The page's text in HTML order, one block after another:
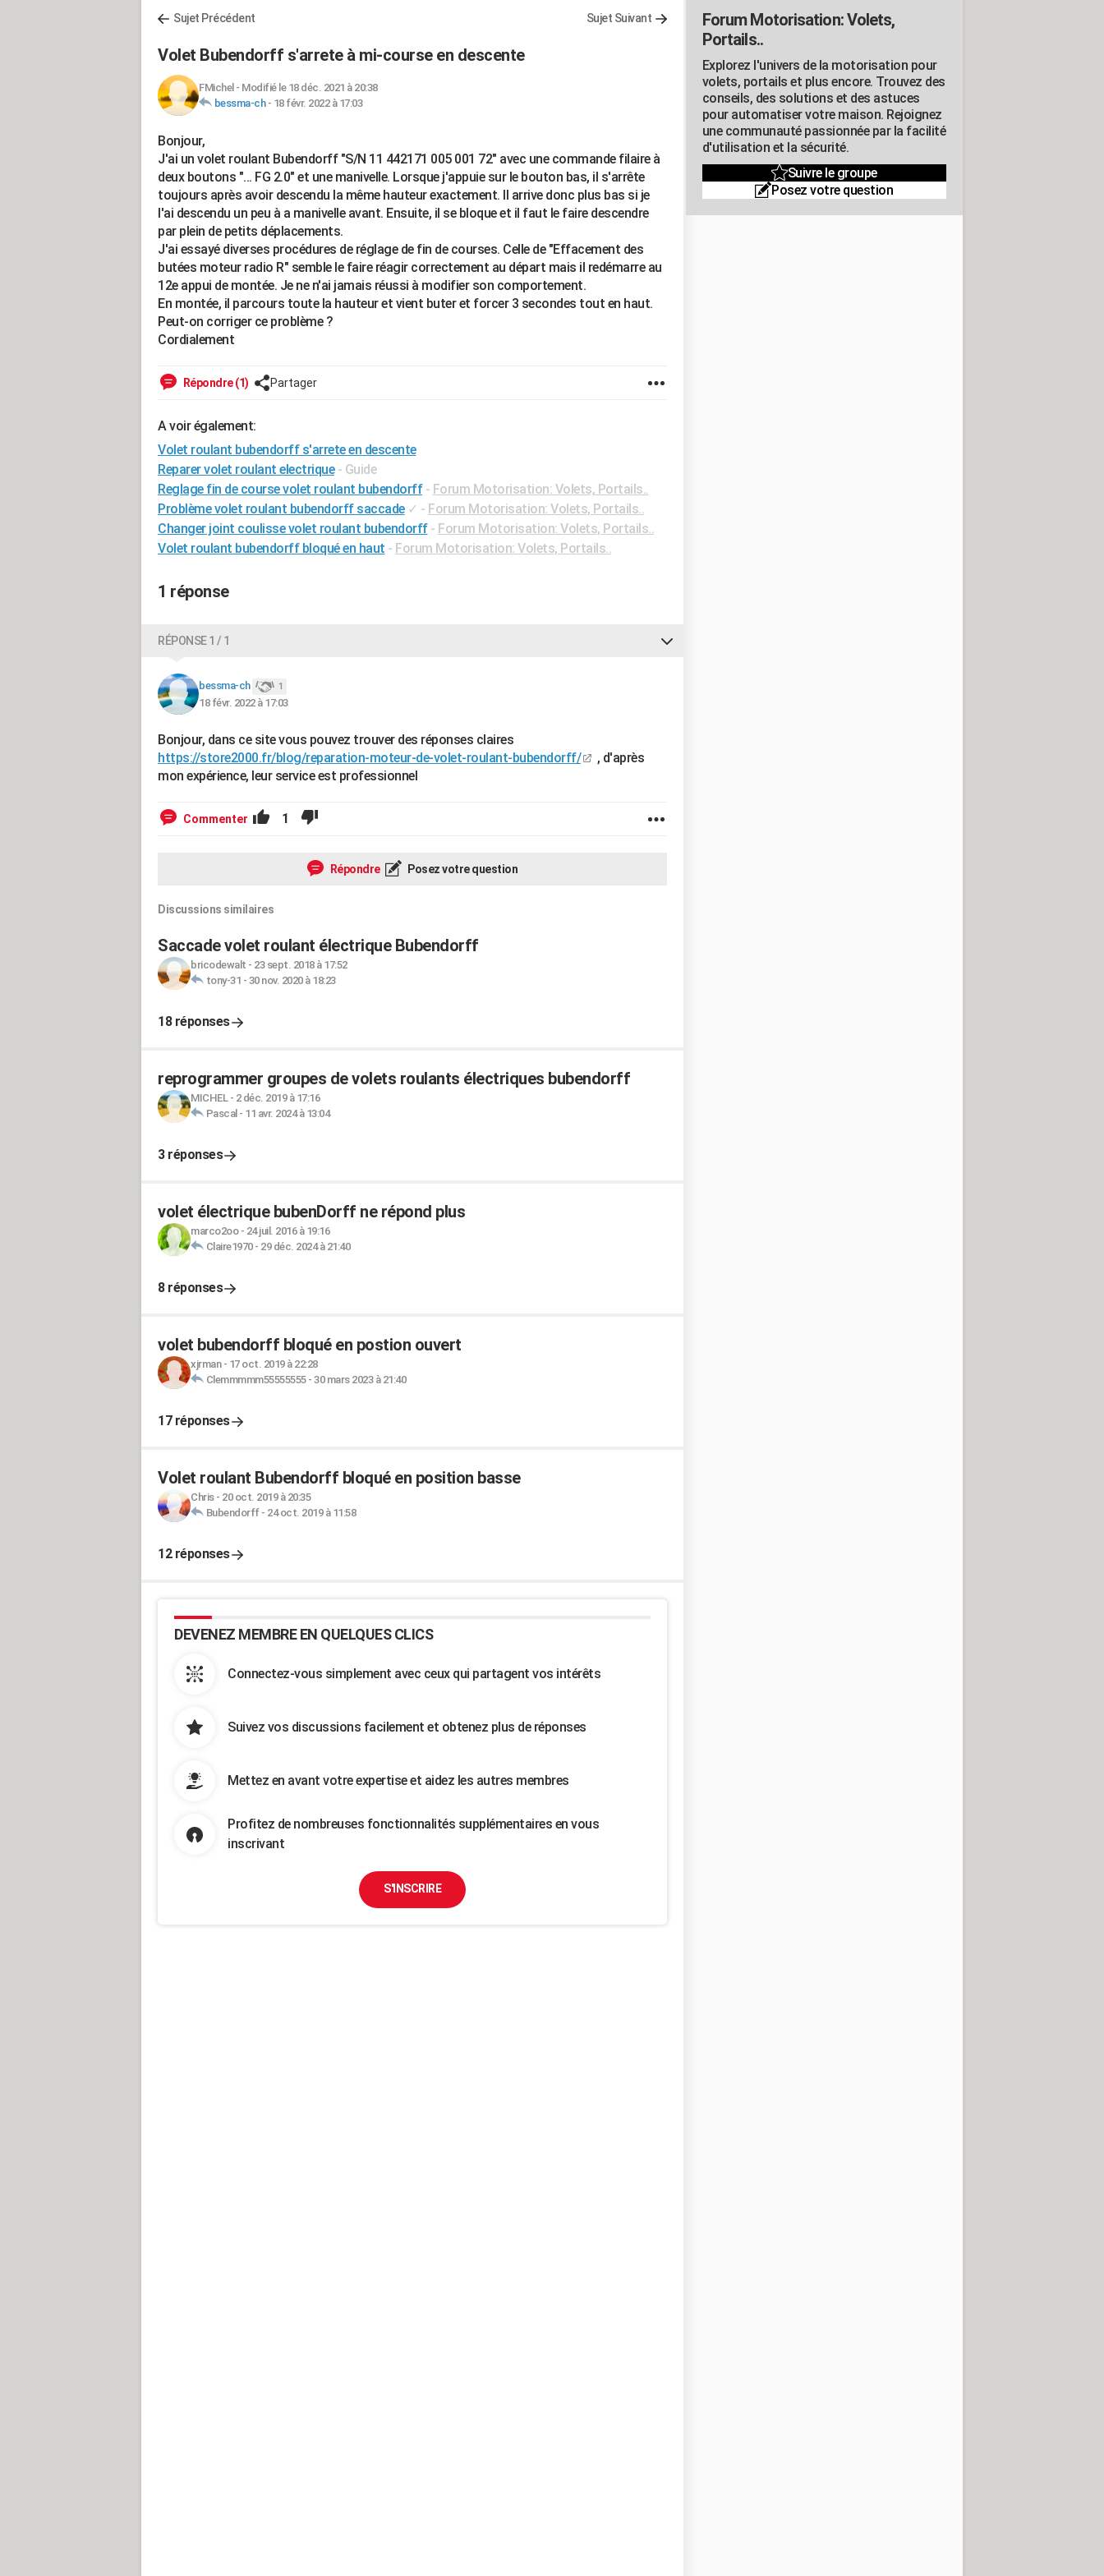
Sujet Précédent Sujet Suivant
Volet Bubendorff s'arrete à mi-course en descente
FMichel - Modifié le 18 déc. 2021 à 20:38
bessma-ch- 18 févr. 2022 à 17:03
Bonjour,
J'ai un volet roulant Bubendorff "S/N 11 442171 005 001 72" avec une commande filaire à
deux boutons "... FG 2.0" et une manivelle. Lorsque j'appuie sur le bouton bas, il s'arrête
toujours après avoir descendu la même hauteur exactement. Il arrive donc plus bas si je
l'ai descendu un peu à a manivelle avant. Ensuite, il se bloque et il faut le faire descendre
par plein de petits déplacements.
J'ai essayé diverses procédures de réglage de fin de courses. Celle de "Effacement des
butées moteur radio R" semble le faire réagir correctement au départ mais il redémarre au
12e appui de montée. Je ne n'ai jamais réussi à modifier son comportement.
En montée, il parcours toute la hauteur et vient buter et forcer 3 secondes tout en haut.
Peut-on corriger ce problème ?
Cordialement
Répondre (1) Partager
A voir également:
Volet roulant bubendorff s'arrete en descente
Reparer volet roulant electrique - Guide
Reglage fin de course volet roulant bubendorff - Forum Motorisation: Volets, Portails..
Problème volet roulant bubendorff saccade ✓ - Forum Motorisation: Volets, Portails..
Changer joint coulisse volet roulant bubendorff - Forum Motorisation: Volets, Portails..
Volet roulant bubendorff bloqué en haut - Forum Motorisation: Volets, Portails..
1 réponse
RÉPONSE 1 / 1
bessma-ch 1
18 févr. 2022 à 17:03
Bonjour, dans ce site vous pouvez trouver des réponses claires
https://store2000.fr/blog/reparation-moteur-de-volet-roulant-bubendorff/
, d'après
mon expérience, leur service est professionnel
Commenter 1
Répondre Posez votre question
Discussions similaires
Saccade volet roulant électrique Bubendorff
bricodewalt - 23 sept. 2018 à 17:52
tony-31 - 30 nov. 2020 à 18:23
18 réponses
reprogrammer groupes de volets roulants électriques bubendorff
MICHEL- 2 déc. 2019 à 17:16
Pascal - 11 avr. 2024 à 13:04
3 réponses
volet électrique bubenDorff ne répond plus
marco2oo- 24 juil. 2016 à 19:16
Claire1970- 29 déc. 2024 à 21:40
8 réponses
volet bubendorff bloqué en postion ouvert
xjrman- 17 oct. 2019 à 22:28
Clemmmmm55555555- 30 mars 2023 à 21:40
17 réponses
Volet roulant Bubendorff bloqué en position basse
Chris- 20 oct. 2019 à 20:35
Bubendorff- 24 oct. 2019 à 11:58
12 réponses
DEVENEZ MEMBRE EN QUELQUES CLICS
Connectez-vous simplement avec ceux qui partagent vos intérêts
Suivez vos discussions facilement et obtenez plus de réponses
Mettez en avant votre expertise et aidez les autres membres
Profitez de nombreuses fonctionnalités supplémentaires en vous
inscrivant
S'INSCRIRE
Forum Motorisation: Volets,
Portails..
Explorez l'univers de la motorisation pour
volets, portails et plus encore. Trouvez des
conseils, des solutions et des astuces
pour automatiser votre maison. Rejoignez
une communauté passionnée par la facilité
d'utilisation et la sécurité.
Suivre le groupe
Posez votre question